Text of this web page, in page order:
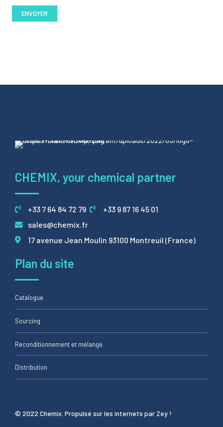
CHEMIX, your chemical partner
+33 7 64 84 72 79
+33 9 87 16 45 01
sales@chemix.fr
17 avenue Jean Moulin 93100 Montreuil (France)
Plan du site
Catalogue
Sourcing
Reconditionnement et mélange
Distribution
© 2022 Chemix. Propulsé sur les internets par Zey !